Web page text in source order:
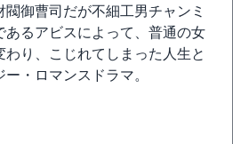
御曹司だが不細工男チャンミ
あるアビスによって、普通の女
り、こじれてしまった人生と
・ロマンスドラマ。